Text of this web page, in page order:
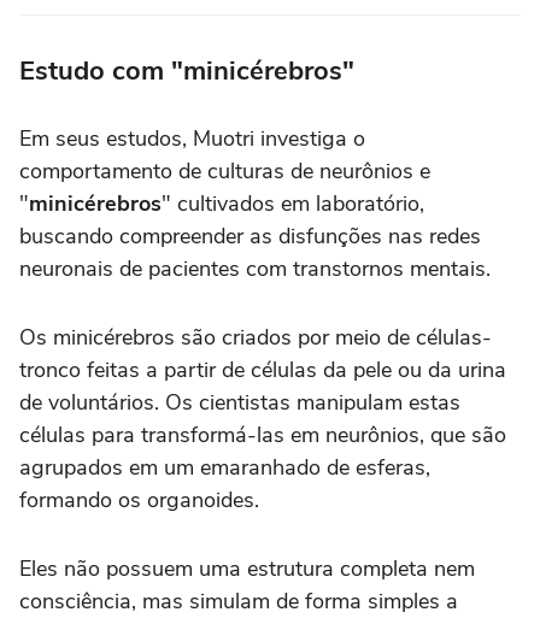
Estudo com "minicérebros"
Em seus estudos, Muotri investiga o
comportamento de culturas de neurônios e
"minicérebros" cultivados em laboratório,
buscando compreender as disfunções nas redes
neuronais de pacientes com transtornos mentais.
Os minicérebros são criados por meio de células-
tronco feitas a partir de células da pele ou da urina
de voluntários. Os cientistas manipulam estas
células para transformá-las em neurônios, que são
agrupados em um emaranhado de esferas,
formando os organoides.
Eles não possuem uma estrutura completa nem
consciência, mas simulam de forma simples a